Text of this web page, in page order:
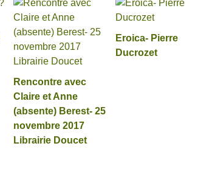
Rencontre avec
Claire et Anne
(absente) Berest- 25
novembre 2017
Librairie Doucet
Eroica- Pierre
Ducrozet